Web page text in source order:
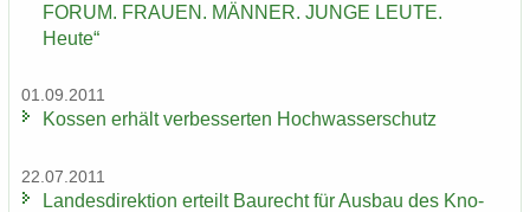
FORUM. FRAU­EN. MÄN­NER. JUNGE LEUTE.
Heute“
01.09.2011
Kos­sen er­hält ver­bes­ser­ten Hoch­was­ser­schutz
22.07.2011
Lan­des­di­rek­ti­on er­teilt Bau­recht für Aus­bau des Kno­